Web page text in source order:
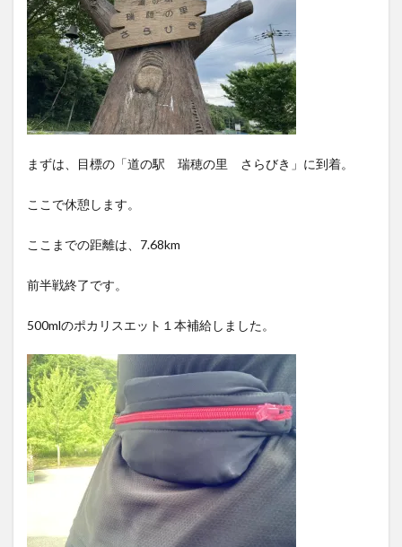
まずは、目標の「道の駅 瑞穂の里 さらびき」に到着。
ここで休憩します。
ここまでの距離は、7.68km
前半戦終了です。
500mlのポカリスエット１本補給しました。